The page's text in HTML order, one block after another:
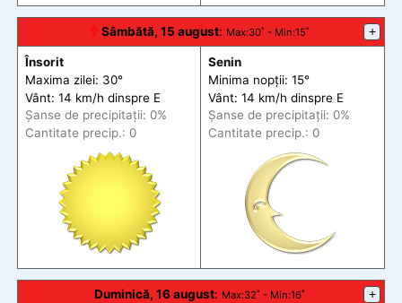
🕆 Sâmbătă, 15 august: Max:30˚ - Min:15˚ +
Însorit
Maxima zilei: 30°
Vânt: 14 km/h dinspre E
Șanse de precipitații: 0%
Cantitate precip.: 0
Senin
Minima nopții: 15°
Vânt: 14 km/h dinspre E
Șanse de precipitații: 0%
Cantitate precip.: 0
Duminică, 16 august: Max:32˚ - Min:16˚ +